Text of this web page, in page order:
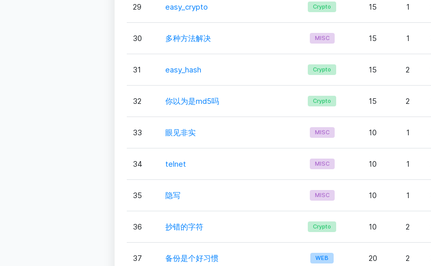
29 easy_crypto Crypto 15 1
30 多种方法解决 MISC 15 1
31 easy_hash Crypto 15 2
32 你以为是md5吗 Crypto 15 2
33 眼见非实 MISC 10 1
34 telnet MISC 10 1
35 隐写 MISC 10 1
36 抄错的字符 Crypto 10 2
37 备份是个好习惯 WEB 20 2